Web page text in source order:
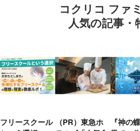
コクリコ ファ
人気の記事・
フリースクール
（PR）東急ホ
『神の